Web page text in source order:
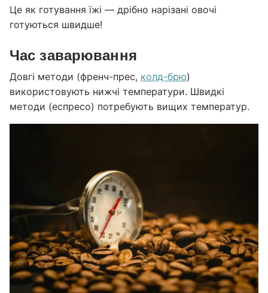
Це як готування їжі — дрібно нарізані овочі
готуються швидше!
Час заварювання
Довгі методи (френч-прес, колд-брю)
використовують нижчі температури. Швидкі
методи (еспресо) потребують вищих температур.